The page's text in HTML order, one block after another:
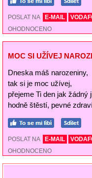
POSLAT NA E-MAIL
OHODNOCENO
MOC SI UŽÍVEJ
Dneska máš narozeniny,
tak si je moc užívej,
přejeme Ti den jak žádný
hodně štěstí, pevné
POSLAT NA E-MAIL
OHODNOCENO